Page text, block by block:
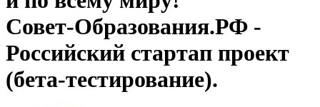
Совет-Образования.РФ -
Российский стартап проект
(бета-тестирование).